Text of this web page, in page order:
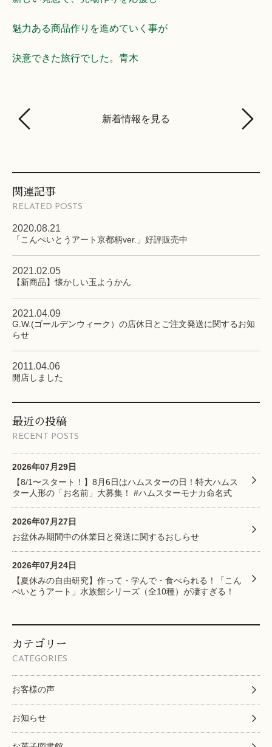
最近の投稿
RECENT POSTS
2026年07月29日
【8/1〜スタート！】8月6日はハムスターの日！特大ハムス
ター人形の「お名前」大募集！ #ハムスターモナカ命名式
2026年07月27日
お盆休み期間中の休業日と発送に関するおしらせ
2026年07月24日
【夏休みの自由研究】作って・学んで・食べられる！「こん
ぺいとうアート」水族館シリーズ（全10種）が凄すぎる！
カテゴリー
CATEGORIES
お客様の声
お知らせ
魅力ある商品作りを進めていく事が
決意できた旅行でした。青木
新着情報を見る
関連記事
RELATED POSTS
2020.08.21
「こんぺいとうアート京都柄ver.」好評販売中
2021.02.05
【新商品】懐かしい玉ようかん
2021.04.09
G.W.(ゴールデンウィーク）の店休日とご注文発送に関するお知
らせ
2011.04.06
開店しました